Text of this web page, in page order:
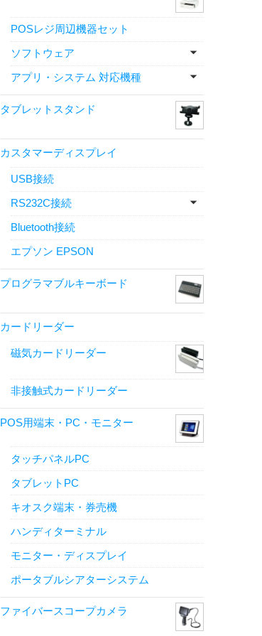
POSレジ周辺機器セット
ソフトウェア
アプリ・システム 対応機種
タブレットスタンド
カスタマーディスプレイ
USB接続
RS232C接続
Bluetooth接続
エプソン EPSON
プログラマブルキーボード
カードリーダー
磁気カードリーダー
非接触式カードリーダー
POS用端末・PC・モニター
タッチパネルPC
タブレットPC
キオスク端末・券売機
ハンディターミナル
モニター・ディスプレイ
ポータブルシアターシステム
ファイバースコープカメラ